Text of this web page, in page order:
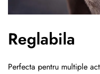
Reglabila
Perfecta pentru multiple